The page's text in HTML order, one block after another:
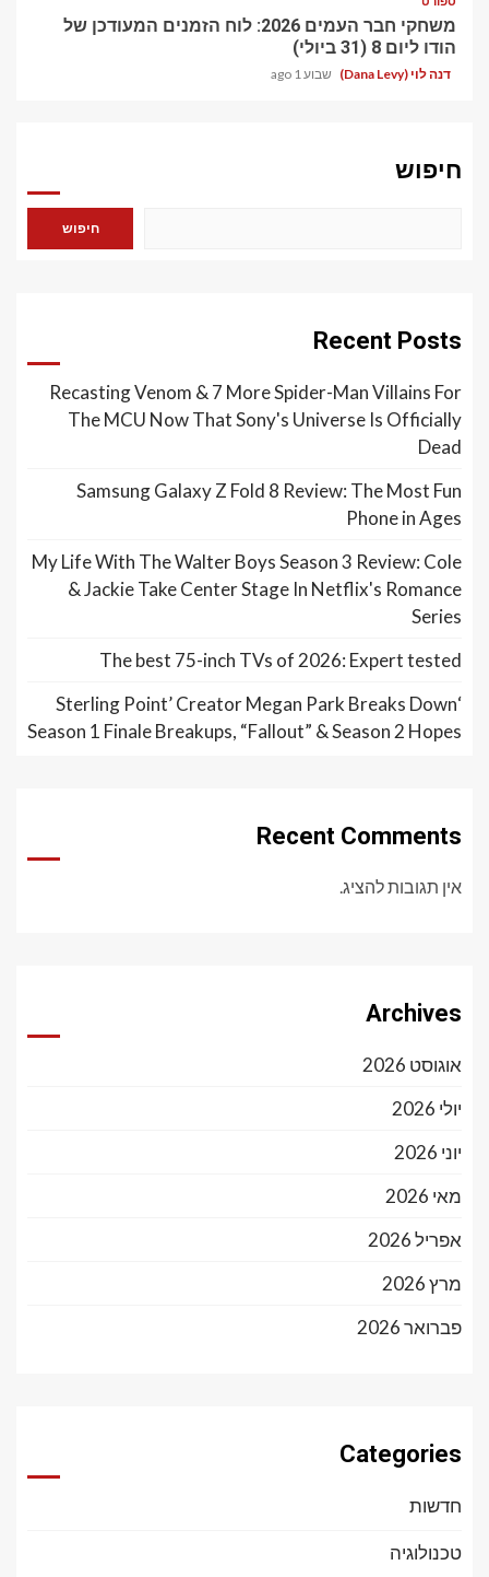
משחקי חבר העמים 2026: לוח הזמנים המעודכן של
הודו ליום 8 (31 ביולי)
דנה לוי (Dana Levy) שבוע 1 ago
חיפוש
חיפוש
Recent Posts
Recasting Venom & 7 More Spider-Man Villains For
The MCU Now That Sony's Universe Is Officially
Dead
Samsung Galaxy Z Fold 8 Review: The Most Fun
Phone in Ages
My Life With The Walter Boys Season 3 Review: Cole
& Jackie Take Center Stage In Netflix's Romance
Series
The best 75-inch TVs of 2026: Expert tested
‘Sterling Point’ Creator Megan Park Breaks Down
Season 1 Finale Breakups, “Fallout” & Season 2 Hopes
Recent Comments
אין תגובות להציג.
Archives
אוגוסט 2026
יולי 2026
יוני 2026
מאי 2026
אפריל 2026
מרץ 2026
פברואר 2026
Categories
חדשות
טכנולוגיה